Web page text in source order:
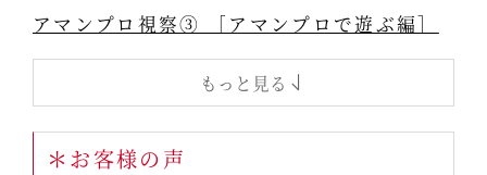
アマンプロ視察③ ［アマンプロで遊ぶ編］
もっと見る
＊お客様の声